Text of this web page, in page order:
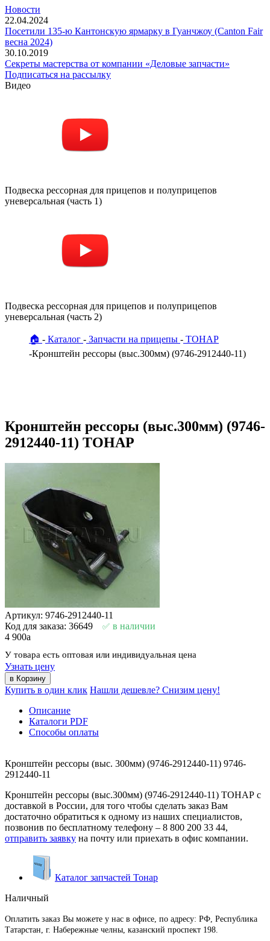
Новости
22.04.2024
Посетили 135-ю Кантонскую ярмарку в Гуанчжоу (Canton Fair
весна 2024)
30.10.2019
Секреты мастерства от компании «Деловые запчасти»
Подписаться на рассылку
Видео
Подвеска рессорная для прицепов и полуприцепов
уневерсальная (часть 1)
Подвеска рессорная для прицепов и полуприцепов
уневерсальная (часть 2)
🏠 Каталог Запчасти на прицепы
ТОНАР
Кронштейн рессоры (выс.300мм) (9746-2912440-11)
Кронштейн рессоры (выс.300мм) (9746-
2912440-11) ТОНАР
Артикул: 9746-2912440-11
Код для заказа: 36649
в наличии
4 900a
У товара есть оптовая или индивидуальная цена
Узнать цену
Купить в один клик Нашли дешевле? Снизим цену!
Описание
Каталоги PDF
Способы оплаты
Кронштейн рессоры (выс. 300мм) (9746-2912440-11) 9746-
2912440-11
Кронштейн рессоры (выс.300мм) (9746-2912440-11) ТОНАР с
доставкой в России, для того чтобы сделать заказ Вам
достаточно обратиться к одному из наших специалистов,
позвонив по бесплатному телефону – 8 800 200 33 44,
отправить заявку на почту или приехать в офис компании.
Каталог запчастей Тонар
Наличный
Оплатить заказ Вы можете у нас в офисе, по адресу: РФ, Республика
Татарстан, г. Набережные челны, казанский проспект 198.